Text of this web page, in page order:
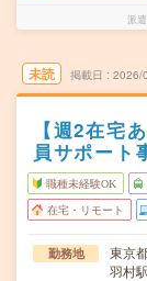
派
未読 掲載日 2026/
【週2在宅
員サポート
職種未経験OK
在宅・リモート
勤務地
東京
羽村